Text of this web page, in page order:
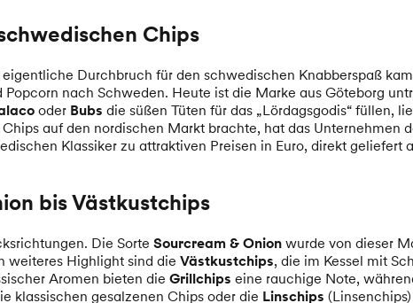
Chips
Durchbruch für den schwedischen Knabberspaß
nach Schweden. Heute ist die Marke aus Göteborg
oder Bubs die süßen Tüten für das „Lördagsgodis“ füllen,
auf den nordischen Markt brachte, hat das Unternehmen
Klassiker zu attraktiven Preisen in Euro, direkt
bis Västkustchips
Die Sorte Sourcream & Onion wurde von dieser
weiteres Highlight sind die Västkustchips, die im Kessel mit
Aromen bieten die Grillchips eine rauchige Note,
klassischen gesalzenen Chips oder die Linschips